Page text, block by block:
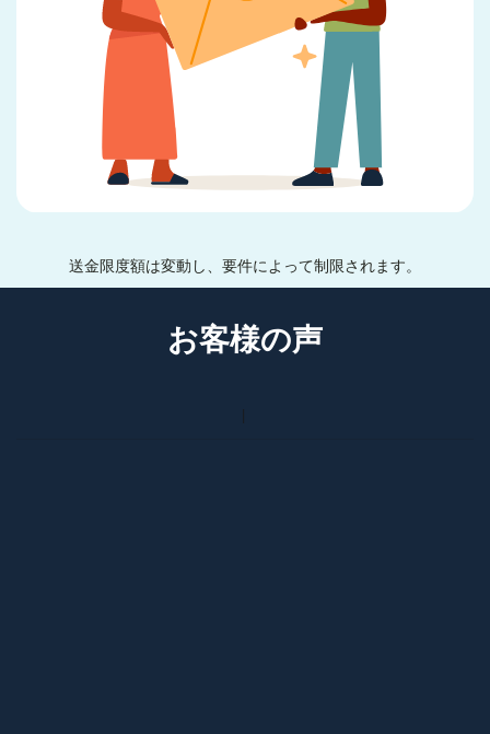
送金限度額は変動し、要件によって制限されます。
お客様の声